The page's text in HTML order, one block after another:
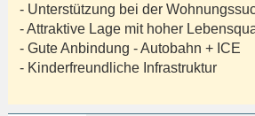
- Unterstützung bei der
- Attraktive Lage mit hoher
- Gute Anbindung - Autobahn + ICE
- Kinderfreundliche Infrastruktur